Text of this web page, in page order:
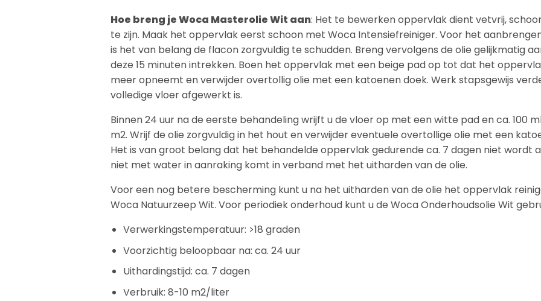
Hoe breng je Woca Masterolie Wit aan: Het te bewerken oppervlak dient vetvrij,
te zijn. Maak het oppervlak eerst schoon met Woca Intensiefreiniger. Voor het
is het van belang de flacon zorgvuldig te schudden. Breng vervolgens de olie gelijkmatig
deze 15 minuten intrekken. Boen het oppervlak met een beige pad op tot dat het
meer opneemt en verwijder overtollig olie met een katoenen doek. Werk stapsgewijs
volledige vloer afgewerkt is.
Binnen 24 uur na de eerste behandeling wrijft u de vloer op met een witte pad en ca. 100
m2. Wrijf de olie zorgvuldig in het hout en verwijder eventuele overtollige olie met een
Het is van groot belang dat het behandelde oppervlak gedurende ca. 7 dagen niet wordt
niet met water in aanraking komt in verband met het uitharden van de olie.
Voor een nog betere bescherming kunt u na het uitharden van de olie het oppervlak
Woca Natuurzeep Wit. Voor periodiek onderhoud kunt u de Woca Onderhoudsolie Wit
Verwerkingstemperatuur: >18 graden
Voorzichtig beloopbaar na: ca. 24 uur
Uithardingstijd: ca. 7 dagen
Verbruik: 8-10 m2/liter